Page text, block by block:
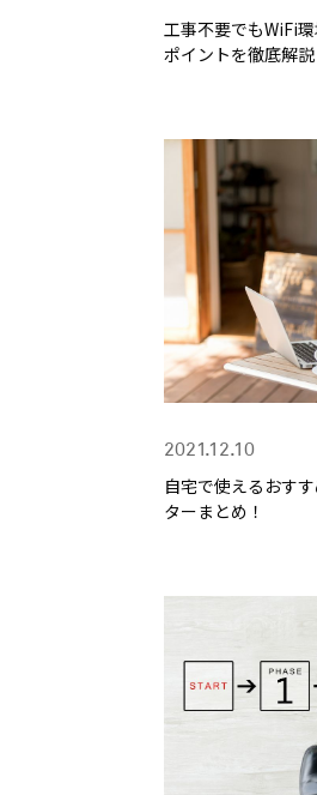
工事不要でもWiFi
ポイントを徹底解
2021.12.10
自宅で使えるおす
ターまとめ！